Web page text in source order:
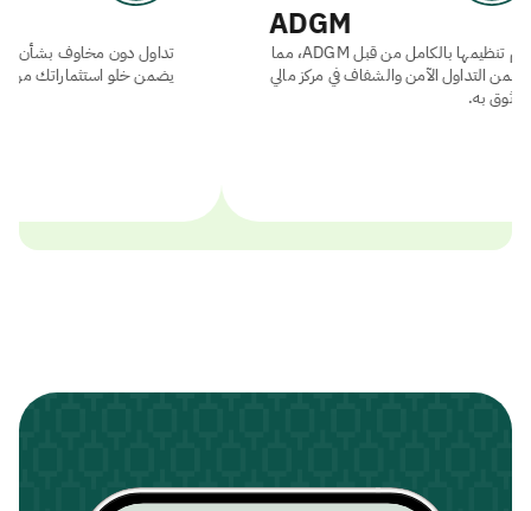
تداول دون
يضمن خلو
ADGM
يضمن التداول الآمن والشفاف في مركز مالي